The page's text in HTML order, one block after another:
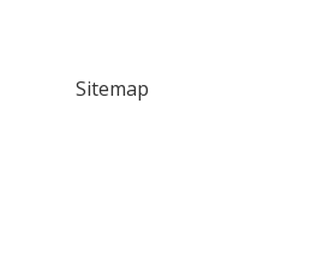
Sitemap